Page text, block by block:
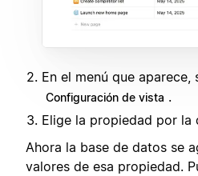
En el menú que aparece,
Configuración de vista .
Elige la propiedad por la
Ahora la base de datos se
valores de esa propiedad.